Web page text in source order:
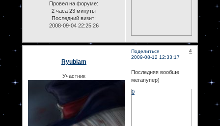
Провел на форуме:
2 часа 23 минуты
Последний визит:
2008-09-04 22:25:26
Поделиться
4
2009-08-12 12:33:17
Ryubiam
Участник
Последняя вообще
мегапупер)
0